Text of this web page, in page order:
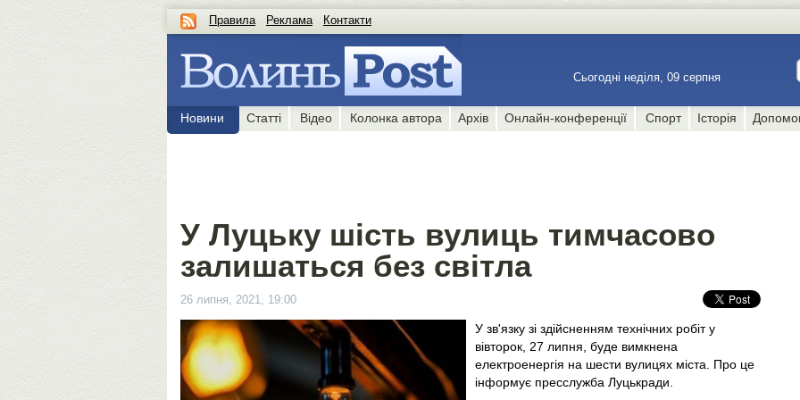
Правила Реклама Контакти
Сьогодні неділя, 09 серпня
Новини Статті Відео Колонка автора Архів Онлайн-конференції Спорт Історія
У Луцьку шість вулиць тимчасово
залишаться без світла
26 липня, 2021, 19:00
У зв'язку зі здійсненням технічних робіт у
вівторок, 27 липня, буде вимкнена
електроенергія на шести вулицях міста. Про це
інформує пресслужба Луцькради.